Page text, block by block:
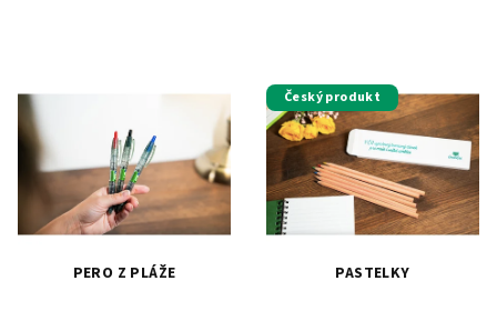
PERO Z PLÁŽE
Český produkt
PASTELKY